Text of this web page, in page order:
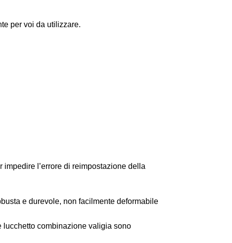
per voi da utilizzare.
l’errore di reimpostazione della
e durevole, non facilmente deformabile
lucchetto combinazione valigia sono